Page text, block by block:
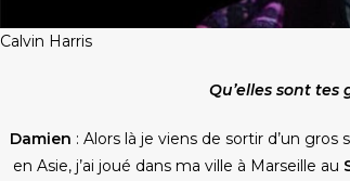
Calvin Harris
Qu’elles sont tes
Damien : Alors là je viens de sortir d’un gros
en Asie, j’ai joué dans ma ville à Marseille au